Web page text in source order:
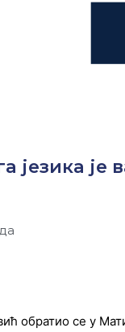
језика је
обратио се у